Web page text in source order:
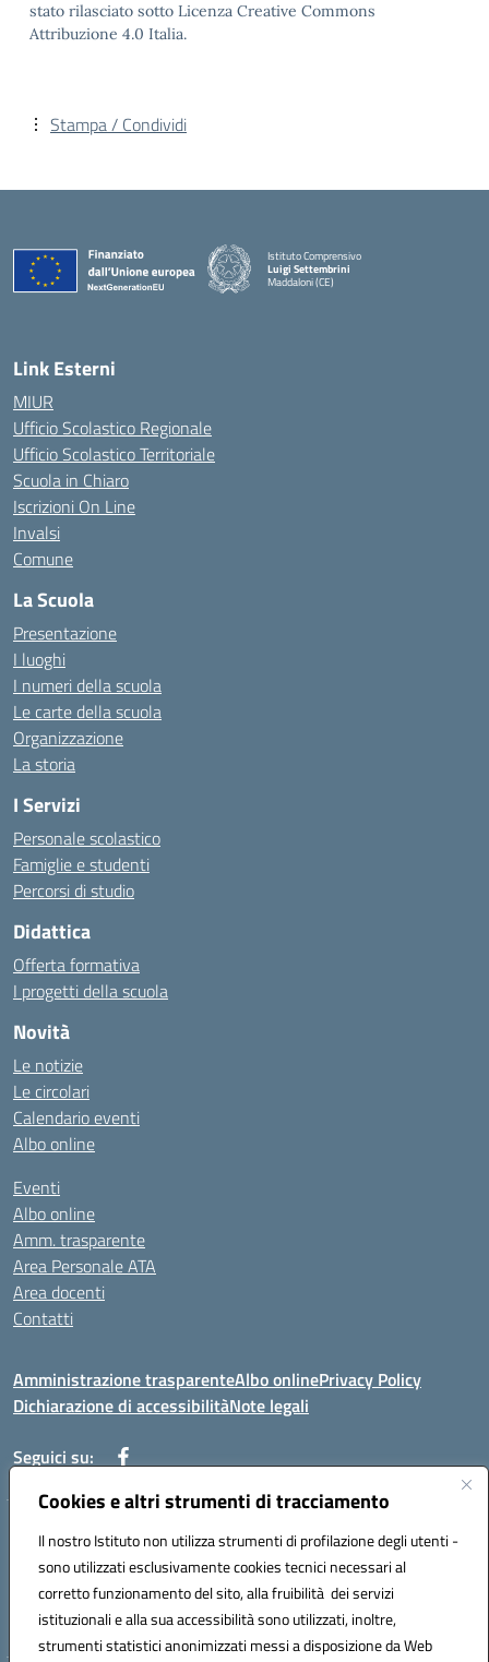
Cookies e altri strumenti di tracciamento
Il nostro Istituto non utilizza strumenti di profilazione degli utenti -
sono utilizzati esclusivamente cookies tecnici necessari al
corretto funzionamento del sito, alla fruibilità dei servizi
istituzionali e alla sua accessibilità sono utilizzati, inoltre,
strumenti statistici anonimizzati messi a disposizione da Web
stato rilasciato sotto Licenza Creative Commons
Attribuzione 4.0 Italia.
Stampa / Condividi
Istituto Comprensivo
Luigi Settembrini
Maddaloni (CE)
Link Esterni
MIUR
Ufficio Scolastico Regionale
Ufficio Scolastico Territoriale
Scuola in Chiaro
Iscrizioni On Line
Invalsi
Comune
La Scuola
Presentazione
I luoghi
I numeri della scuola
Le carte della scuola
Organizzazione
La storia
I Servizi
Personale scolastico
Famiglie e studenti
Percorsi di studio
Didattica
Offerta formativa
I progetti della scuola
Novità
Le notizie
Le circolari
Calendario eventi
Albo online
Eventi
Albo online
Amm. trasparente
Area Personale ATA
Area docenti
Contatti
Amministrazione trasparenteAlbo onlinePrivacy Policy
Dichiarazione di accessibilitàNote legali
Seguici su:
Indirizzo: VIA BRECCIAME, 46 - 81024 MADDALONI (CE)
Mail: CEIC8AU001@istruzione.it - Pec: CEIC8AU001@pec.istruzione.it -
Telefono: 0823408721
Meccanografico: CEIC8AU001
Codice fiscale: 93086080616